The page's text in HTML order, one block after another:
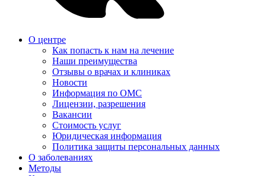
О центре
Как попасть к нам на лечение
Наши преимущества
Отзывы о врачах и клиниках
Новости
Информация по ОМС
Лицензии, разрешения
Вакансии
Стоимость услуг
Юридическая информация
Политика защиты персональных данных
О заболеваниях
Методы